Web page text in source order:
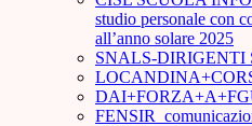
studio personale con
all’anno solare 2025
SNALS-DIRIGENTI